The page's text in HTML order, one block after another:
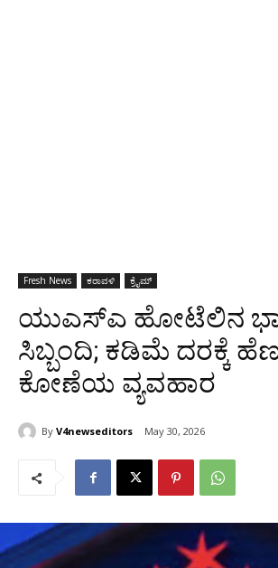
Fresh News ಕರಾವಳಿ ಕ್ರೈಮ್
ಯುಎಸ್‍ಎ ಹೋಟೆಲಿನ
ಸಿಬ್ಬಂದಿ; ಕಡಿಮೆ ದರಕ್ಕೆ
ಕೋಣೆಯ ವ್ಯವಹಾರ
By V4newseditors May 30, 2026